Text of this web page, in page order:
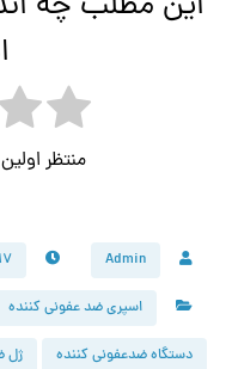
منتظر
Admin ۱۷ ژوئن, ۲۰۲۱
اسپری ضد عفونی کننده
دستگاه ضدعفونی کننده ژل